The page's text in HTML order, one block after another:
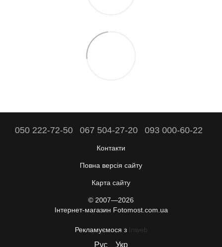
050 222-72-50 067 504-27-20 093 000-60-22
Контакти
Повна версія сайту
Карта сайту
© 2007—2026
Інтернет-магазин Fotomost.com.ua
Рекламуємося з Inweb
Рус Укр